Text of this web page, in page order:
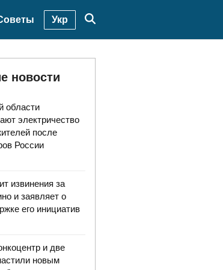
Укр
новости
области
электричество
после
России
извинения за
и заявляет о
его инициатив
и две
новым